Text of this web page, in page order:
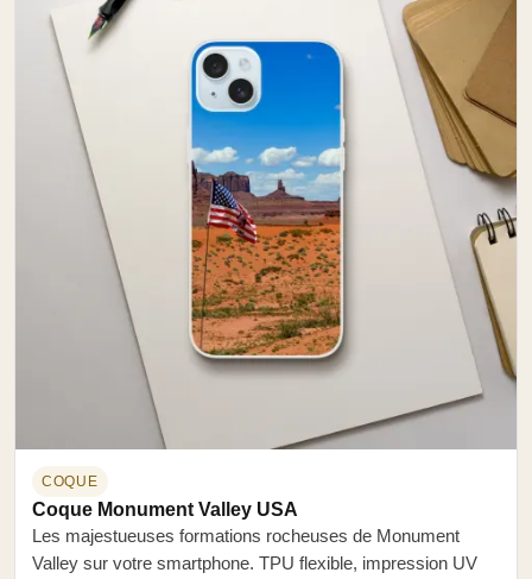
COQUE
Coque Monument Valley USA
Les majestueuses formations rocheuses de Monument
Valley sur votre smartphone. TPU flexible, impression UV